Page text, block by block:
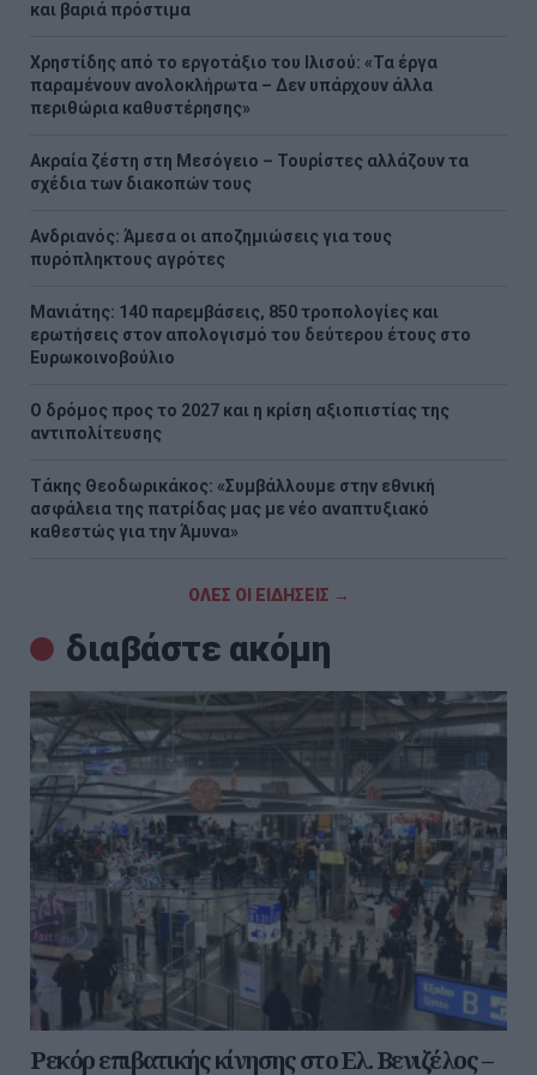
και βαριά πρόστιμα
Χρηστίδης από το εργοτάξιο του Ιλισού: «Τα έργα
παραμένουν ανολοκλήρωτα – Δεν υπάρχουν άλλα
περιθώρια καθυστέρησης»
Ακραία ζέστη στη Μεσόγειο – Τουρίστες αλλάζουν τα
σχέδια των διακοπών τους
Ανδριανός: Άμεσα οι αποζημιώσεις για τους
πυρόπληκτους αγρότες
Μανιάτης: 140 παρεμβάσεις, 850 τροπολογίες και
ερωτήσεις στον απολογισμό του δεύτερου έτους στο
Ευρωκοινοβούλιο
Ο δρόμος προς το 2027 και η κρίση αξιοπιστίας της
αντιπολίτευσης
Τάκης Θεοδωρικάκος: «Συμβάλλουμε στην εθνική
ασφάλεια της πατρίδας μας με νέο αναπτυξιακό
καθεστώς για την Άμυνα»
ΟΛΕΣ ΟΙ ΕΙΔΗΣΕΙΣ →
διαβάστε ακόμη
Ρεκόρ επιβατικής κίνησης στο Ελ. Βενιζέλος –